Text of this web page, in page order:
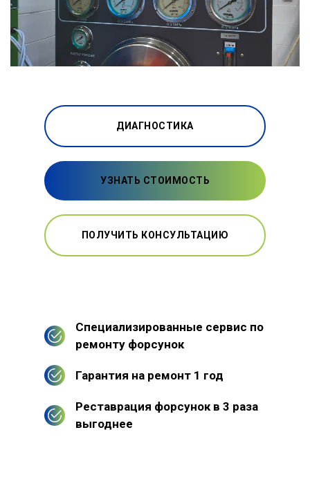
ДИАГНОСТИКА
УЗНАТЬ СТОИМОСТЬ
ПОЛУЧИТЬ КОНСУЛЬТАЦИЮ
Специализированные сервис по
ремонту форсунок
Гарантия на ремонт 1 год
Реставрация форсунок в 3 раза
выгоднее